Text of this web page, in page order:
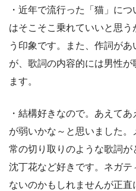
・近年で流行った「猫」に
はそこそこ乗れていいと思
う印象です。また、作詞が
が、歌詞の内容的には男性
ます。
・結構好きなので。あえて
が弱いかな～と思いました
常の切り取りのような歌詞
沈丁花など好きです。ネガ
ないのかもしれませんが正直